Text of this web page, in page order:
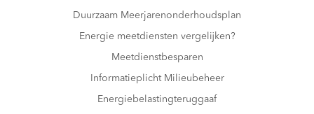
Duurzaam Meerjarenonderhoudsplan
Energie meetdiensten vergelijken?
Meetdienstbesparen
Informatieplicht Milieubeheer
Energiebelastingteruggaaf